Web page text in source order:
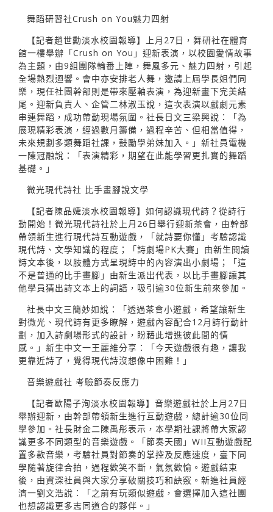
舞蹈研習社Crush on You魅力四射
【記者趙世勳淡水校園報導】上月27日，舞研社在體育
館一樓舉辦「Crush on You」迎新表演，以校園愛情故事
為主題，由9組團隊輪番上陣，舞風多元、魅力四射，引起
全場熱烈迴響。會中亦安排老人舞，邀請上屆學長姐們同
樂，現任社團幹部則是帶來壓軸表演，為迎新畫下完美結
尾。迎新負責人、企管二林淑玉說，這次表演以戲劇元素
串連舞蹈，成功帶動現場氛圍。社長日文三梁興說：「為
展現精彩表演，經過數月籌備，過程辛苦、但相當值得，
未來規劃多類舞蹈社課，鼓勵學弟妹加入。」新社員電機
一陳冠融說：「表演精彩，期望在此能學習更扎實的舞蹈
基礎。」
微光現代詩社 比手畫腳說文學
【記者陳品婕淡水校園報導】如何認識現代詩？從詩行
動開始！微光現代詩社於上月26日舉行迎新茶會，由幹部
帶領新生進行現代詩互動遊戲，「就詩要你懂」考驗認識
現代詩、文學知識的程度；「詩劇場PK大賽」由新生閱讀
詩文本後，以肢體方式呈現詩中的內容演出小劇場；「這
不是普通的比手畫腳」由新生派出代表，以比手畫腳讓其
他學員猜出詩文本上的詞語，吸引逾30位新生前來參加。
社長中文三簡妙如說：「透過茶會小遊戲，希望讓新生
對微光、現代詩有更多瞭解，遊戲內容配合12月詩行動計
劃，加入詩劇場形式的設計，盼藉此增進彼此間的情
感。」新生中文一王麗維分享：「今天遊戲很有趣，讓我
更靠近詩了，覺得現代詩沒想像中困難！」
音樂遊戲社 考驗節奏反應力
【記者歐陽子洵淡水校園報導】音樂遊戲社於上月27日
舉辦迎新，由幹部帶領新生進行互動遊戲，總計逾30位同
學參加。社長財金二陳禹彤表示，本學期社課將帶大家認
識更多不同類型的音樂遊戲。「節奏天國」WII互動遊戲配
置多款音樂，考驗社員對節奏的掌控及反應速度，臺下同
學隨著旋律合拍，過程歡笑不斷，氣氛歡愉。遊戲結束
後，由資深社員與大家分享破關技巧和訣竅。新進社員經
濟一劉文浩說：「之前有玩類似遊戲，會選擇加入這社團
也想認識更多志同道合的夥伴。」